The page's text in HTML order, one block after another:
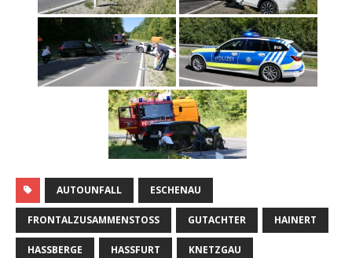
AUTOUNFALL ESCHENAU
FRONTALZUSAMMENSTOSS GUTACHTER HAINERT
HASSBERGE HASSFURT KNETZGAU